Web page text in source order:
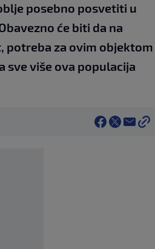
posebno posvetiti u
će biti da na
potreba za ovim objektom
sve više ova populacija